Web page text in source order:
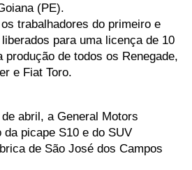
(PE).
trabalhadores do primeiro e
para uma licença de 10
produção de todos os Renegade,
e Fiat Toro.
abril, a General Motors
picape S10 e do SUV
de São José dos Campos